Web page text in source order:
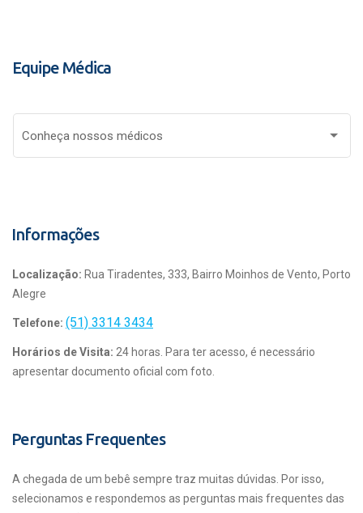
Equipe Médica
Conheça nossos médicos
Informações
Localização: Rua Tiradentes, 333, Bairro Moinhos de Vento, Porto
Alegre
Telefone: (51) 3314 3434
Horários de Visita: 24 horas. Para ter acesso, é necessário
apresentar documento oficial com foto.
Perguntas Frequentes
A chegada de um bebê sempre traz muitas dúvidas. Por isso,
selecionamos e respondemos as perguntas mais frequentes das